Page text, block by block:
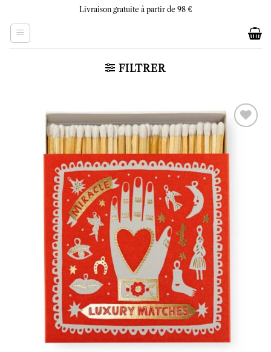
content
Livraison gratuite à partir de 98 €
FILTRER
Ajouter
à la liste